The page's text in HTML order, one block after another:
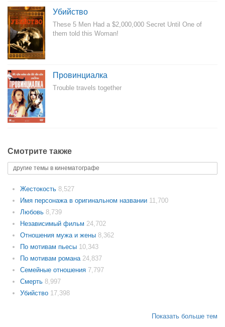
Убийство
These 5 Men Had a $2,000,000 Secret Until One of
them told this Woman!
Провинциалка
Trouble travels together
Смотрите также
другие темы в кинематографе
Жестокость 8,527
Имя персонажа в оригинальном названии 11,700
Любовь 8,739
Независимый фильм 24,702
Отношения мужа и жены 8,362
По мотивам пьесы 10,343
По мотивам романа 24,837
Семейные отношения 7,797
Смерть 8,997
Убийство 17,398
Показать больше тем